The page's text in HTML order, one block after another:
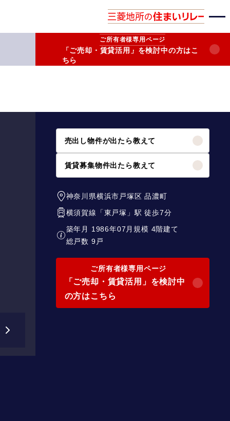
ご所有者様専用ページ
「ご売却・賃貸活用」を検討中の方はこ
ちら
売出し物件が出たら教えて
賃貸募集物件出たら教えて
神奈川県横浜市戸塚区 品濃町
横須賀線
「東戸塚 」駅 徒歩7分
築年月 1986年07月規模 4階建て
総戸数 9戸
ご所有者様専用ページ
「ご売却・賃貸活用」を検討中
の方はこちら